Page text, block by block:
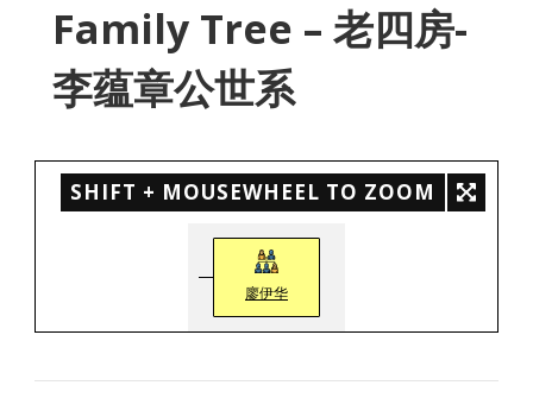
Family Tree – 老四房-
李蕴章公世系
SHIFT + MOUSEWHEEL TO ZOOM
廖伊华